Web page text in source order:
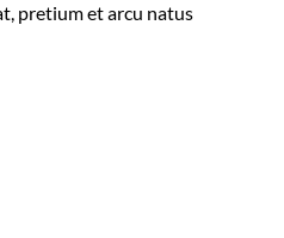
pretium et arcu natus